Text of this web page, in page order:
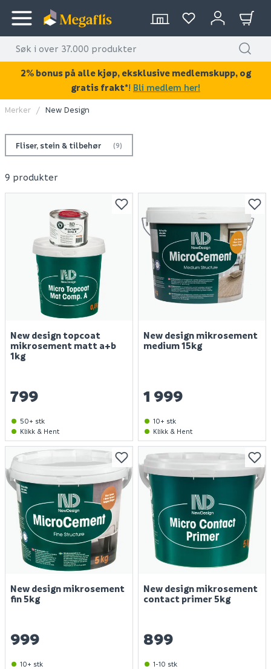
Merker New Design
Fliser, stein & tilbehør (9)
9 produkter
New design topcoat
mikrosement matt a+b
1kg
799
50+ stk
Klikk & Hent
New design mikrosement
medium 15kg
1 999
10+ stk
Klikk & Hent
New design mikrosement
fin 5kg
999
10+ stk
New design mikrosement
contact primer 5kg
899
1-10 stk
2% bonus på alle kjøp, eksklusive medlemskupp, og
gratis frakt*! Bli medlem her!